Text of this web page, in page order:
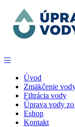
Úvod
Zmäkčenie
Filtrácia vody
Úprava vody zo
Eshop
Kontakt